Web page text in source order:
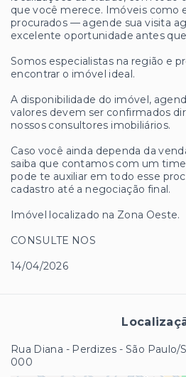
que você merece. Imóveis como
procurados — agende sua visita
excelente oportunidade antes
Somos especialistas na região e
encontrar o imóvel ideal.
A disponibilidade do imóvel,
valores devem ser confirmados
nossos consultores imobiliários.
Caso você ainda dependa da
saiba que contamos com um
pode te auxiliar em todo esse
cadastro até a negociação final.
Imóvel localizado na Zona Oeste.
CONSULTE NOS
14/04/2026
Rua Diana - Perdizes - São Paulo/
000